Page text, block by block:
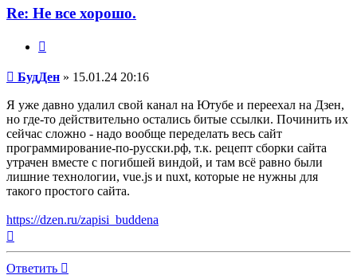
Re: Не все хорошо.
Сообщение
БудДен » 15.01.24 20:16
Я уже давно удалил свой канал на Ютубе и переехал на Дзен,
но где-то действительно остались битые ссылки. Починить их
сейчас сложно - надо вообще переделать весь сайт
программирование-по-русски.рф, т.к. рецепт сборки сайта
утрачен вместе с погибшей виндой, и там всё равно были
лишние технологии, vue.js и nuxt, которые не нужны для
такого простого сайта.
https://dzen.ru/zapisi_buddena
началу
Ответить